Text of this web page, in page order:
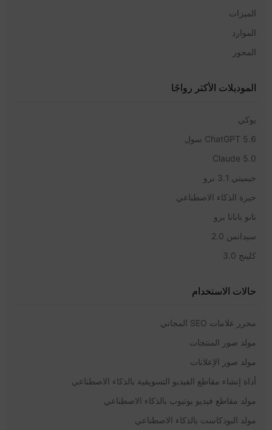
الميزات
الموارد
المحور
الموديلات الأكثر رواجًا
يوكي
ChatGPT 5.6 سول
Claude 5.0
جيميني 3.1 برو
حيرة الذكاء الاصطناعي
نانو بانانا برو
سيدانس 2.0
كلينج 3.0
حالات الاستخدام
محرر علامات SEO المجاني
مولد صور المنتجات
مولد صور الإعلانات
أداة إنشاء مقاطع الفيديو التسويقية بالذكاء الاصطناعي
مولد مقاطع فيديو يوتيوب بالذكاء الاصطناعي
مولد البودكاست بالذكاء الاصطناعي